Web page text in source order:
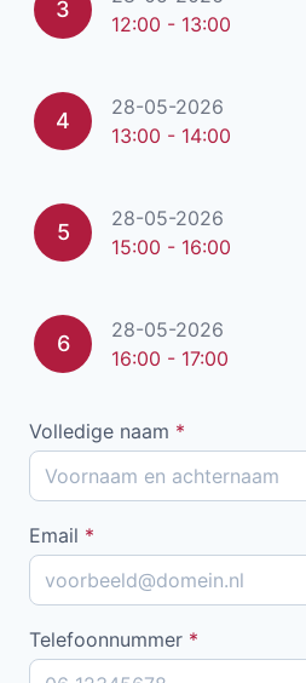
3
12:00 - 13:00
4
28-05-2026
13:00 - 14:00
5
28-05-2026
15:00 - 16:00
6
28-05-2026
16:00 - 17:00
Volledige naam *
Email *
Telefoonnummer *